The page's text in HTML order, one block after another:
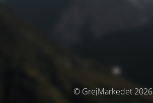
© GrejMarkedet 2026